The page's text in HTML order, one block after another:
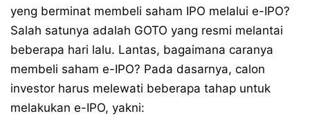
yeng berminat membeli saham IPO melalui e-IPO?
Salah satunya adalah GOTO yang resmi melantai
beberapa hari lalu. Lantas, bagaimana caranya
membeli saham e-IPO? Pada dasarnya, calon
investor harus melewati beberapa tahap untuk
melakukan e-IPO, yakni: